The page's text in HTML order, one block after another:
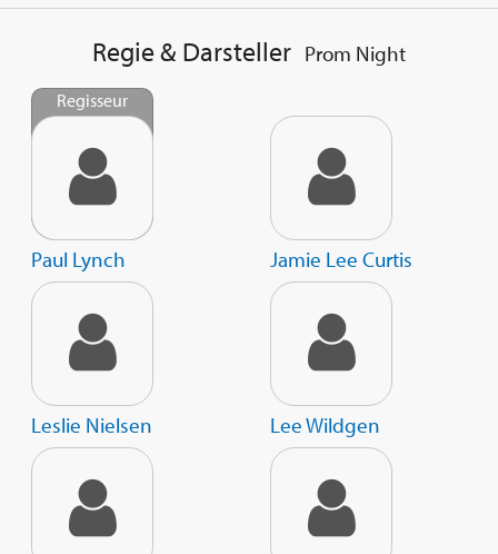
Regie & Darsteller Prom Night
Regisseur
Paul Lynch Jamie Lee Curtis
Leslie Nielsen Lee Wildgen